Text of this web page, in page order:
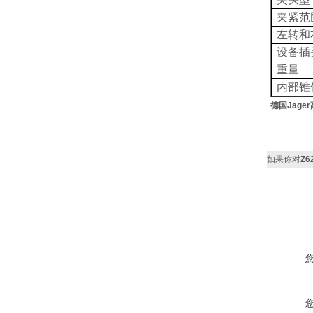
夹紧范
左转和
设备插
重量
内部
德国Jager
如果你对